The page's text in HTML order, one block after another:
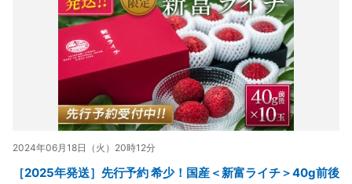
2024年06月18日（火）20時12分
［2025年発送］先行予約 希少！国産＜新富ライチ＞40g前後